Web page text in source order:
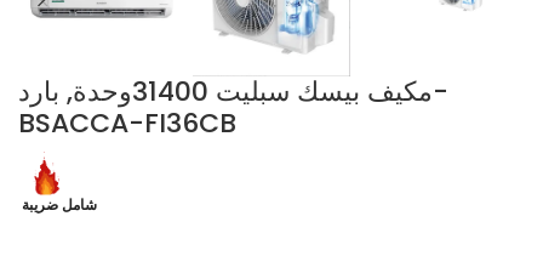
مكيف بيسك سبليت 31400وحدة, بارد-
BSACCA-FI36CB